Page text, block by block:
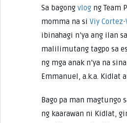
Sa bagong vlogng Team
momma na si Viy
ibinahagi n’ya ang ilan
malilimutang tagpo sa
ng mga anak n’ya na
Emmanuel, a.k.a. Kidlat
Bago pa man magtungo
ng kaarawan ni Kidlat,